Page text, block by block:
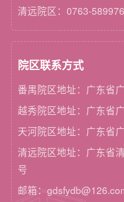
清远院区：0763-
院区联系方式
番禺院区地址：广东省
越秀院区地址：广东省
天河院区地址：广东省
清远院区地址：广东省
号
邮箱：